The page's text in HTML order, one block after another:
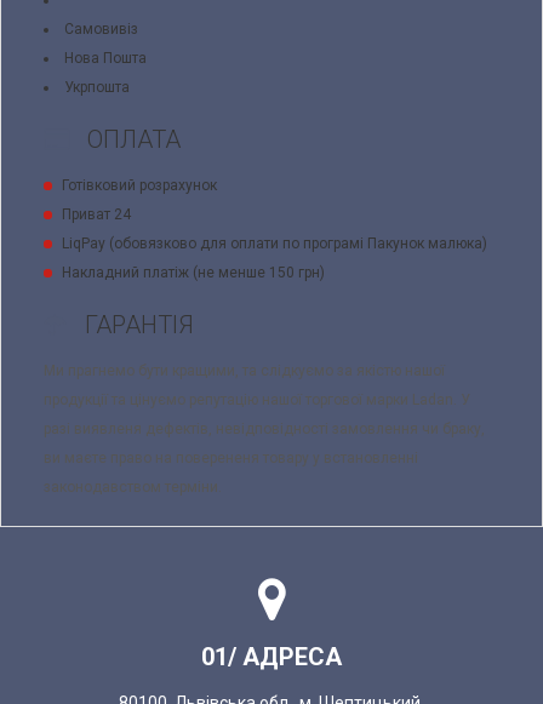
Самовивіз
Нова Пошта
Укрпошта
ОПЛАТА
Готівковий розрахунок
Приват 24
LiqPay (обовязково для оплати по програмі Пакунок малюка)
Накладний платіж (не менше 150 грн)
ГАРАНТІЯ
Ми прагнемо бути кращими, та слідкуємо за якістю нашої
продукції та цінуємо репутацію нашої торгової марки Ladan. У
разі виявленя дефектів, невідповідності замовлення чи браку,
ви маєте право на поверененя товару у встановленні
законодавством терміни.
01/ АДРЕСА